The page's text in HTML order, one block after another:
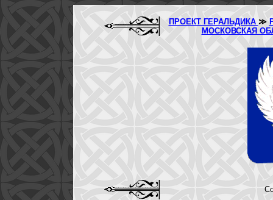
ПРОЕКТ ГЕРАЛЬДИКА ≫
МОСКОВСКАЯ